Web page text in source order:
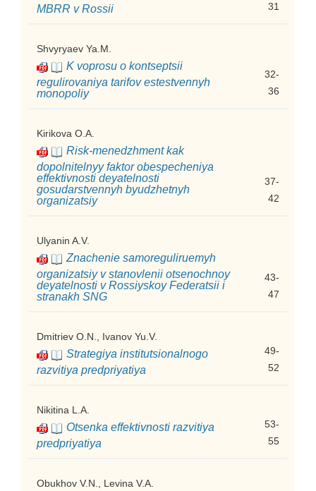
MBRR v Rossii
31
Shvyryaev Ya.M.
K voprosu o kontseptsii
regulirovaniya tarifov estestvennyh
monopoliy
32-
36
Kirikova O.A.
Risk-menedzhment kak
dopolnitelnyy faktor obespecheniya
effektivnosti deyatelnosti
gosudarstvennyh byudzhetnyh
organizatsiy
37-
42
Ulyanin A.V.
Znachenie samoreguliruemyh
organizatsiy v stanovlenii otsenochnoy
deyatelnosti v Rossiyskoy Federatsii i
stranakh SNG
43-
47
Dmitriev O.N., Ivanov Yu.V.
Strategiya institutsionalnogo
razvitiya predpriyatiya
49-
52
Nikitina L.A.
Otsenka effektivnosti razvitiya
predpriyatiya
53-
55
Obukhov V.N., Levina V.A.